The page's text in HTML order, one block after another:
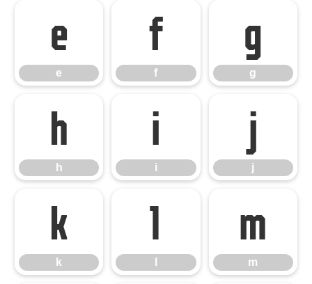
e
e
f
f
g
g
h
h
i
i
j
j
k
k
l m
m